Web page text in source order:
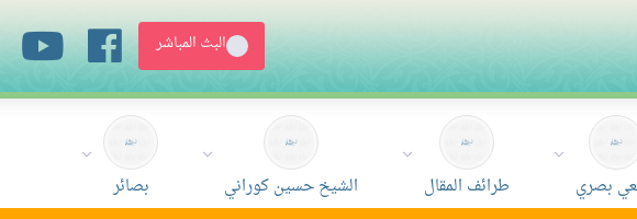
البث المباشر
بصري طرائف المقال الشيخ حسين كوراني بصائر